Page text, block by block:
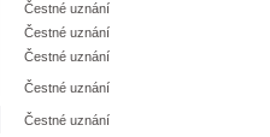
Čestné uznání
Čestné uznání
Čestné uznání
Čestné uznání
Čestné uznání